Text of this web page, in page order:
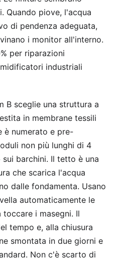
Quando piove, l'acqua
di pendenza adeguata,
i monitor all'interno.
per riparazioni
industriali
B sceglie una struttura a
in membrane tessili
è numerato e pre-
non più lunghi di 4
barchini. Il tetto è una
che scarica l'acqua
dalle fondamenta. Usano
automaticamente le
i masegni. Il
tempo e, alla chiusura
smontata in due giorni e
Non c'è scarto di